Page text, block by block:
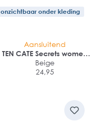
onzichtbaar onder kleding
Aansluitend
TEN CATE Secrets women
hipster (1-pack)
Beige
24,95